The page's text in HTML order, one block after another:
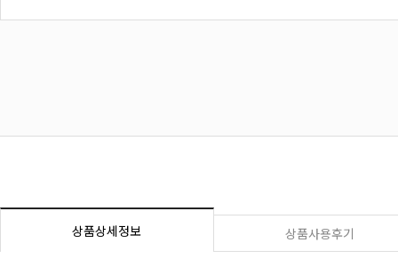
상품상세정보 상품사용후기